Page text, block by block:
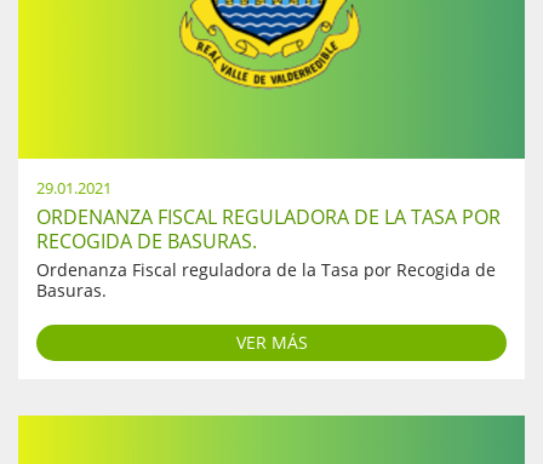
29.01.2021
ORDENANZA FISCAL REGULADORA DE LA TASA POR
RECOGIDA DE BASURAS.
Ordenanza Fiscal reguladora de la Tasa por Recogida de
Basuras.
VER MÁS